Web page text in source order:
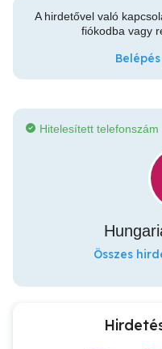
A hirdetővel való
fiókodba vagy
Hitelesített telefonszám
Összes